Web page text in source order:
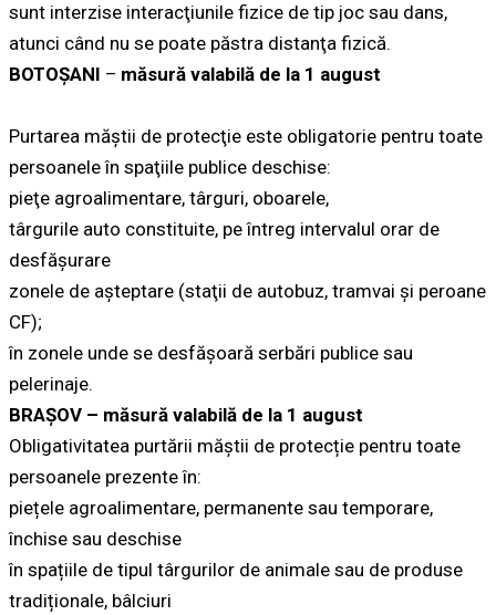
sunt interzise interacţiunile fizice de tip joc sau dans,
atunci când nu se poate păstra distanţa fizică.
BOTOȘANI – măsură valabilă de la 1 august
Purtarea măştii de protecţie este obligatorie pentru toate
persoanele în spaţiile publice deschise:
pieţe agroalimentare, târguri, oboarele,
târgurile auto constituite, pe întreg intervalul orar de
desfăşurare
zonele de aşteptare (staţii de autobuz, tramvai şi peroane
CF);
în zonele unde se desfăşoară serbări publice sau
pelerinaje.
BRAȘOV – măsură valabilă de la 1 august
Obligativitatea purtării măștii de protecție pentru toate
persoanele prezente în:
piețele agroalimentare, permanente sau temporare,
închise sau deschise
în spațiile de tipul târgurilor de animale sau de produse
tradiționale, bâlciuri